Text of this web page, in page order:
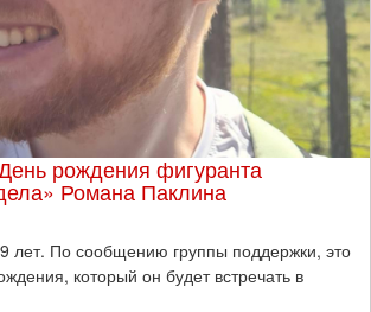
рождения фигуранта
Романа Паклина
лет. По сообщению группы поддержки, это
который он будет встречать в